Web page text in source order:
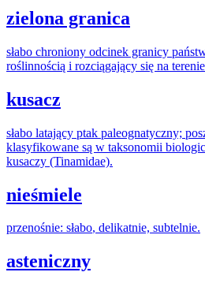
zielona granica
słabo chroniony odcinek granicy
roślinnością i rozciągający się na
kusacz
słabo latający ptak paleognatyczny;
klasyfikowane są w taksonomii
kusaczy (Tinamidae).
nieśmiele
przenośnie: słabo, delikatnie, subtelnie.
asteniczny